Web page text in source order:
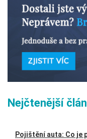
Nejčtenější
Pojištění auta: Co je